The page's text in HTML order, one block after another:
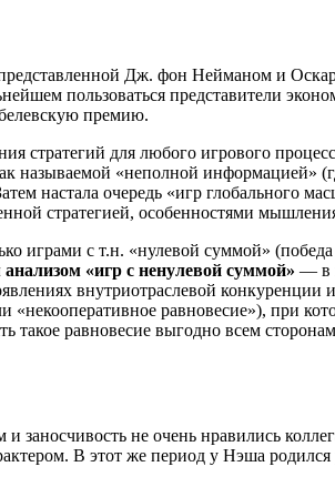
Дж. фон Нейманом и
пользоваться представители
премию.
стратегий для любого игрового
называемой «неполной информацией»
настала очередь «игр глобального
стратегией, особенностями
играми с т.н. «нулевой суммой»
«игр с ненулевой суммой» — в
внутриотраслевой
«некооперативное равновесие»), при
такое равновесие выгодно всем
и заносчивость не очень нравились
В этот же период у Нэша